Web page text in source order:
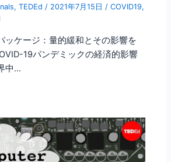
,TEDEd / 2021年7月15日/COVID19,
ッケージ：量的緩和とその影響を
19パンデミックの経済的影響
中…